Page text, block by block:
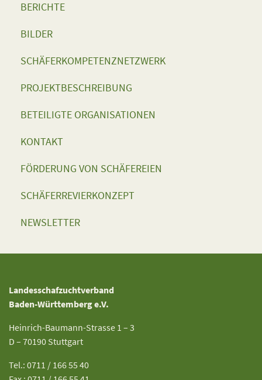
BERICHTE
BILDER
SCHÄFERKOMPETENZNETZWERK
PROJEKTBESCHREIBUNG
BETEILIGTE ORGANISATIONEN
KONTAKT
FÖRDERUNG VON SCHÄFEREIEN
SCHÄFERREVIERKONZEPT
NEWSLETTER
Landesschafzuchtverband
Baden-Württemberg e.V.
Heinrich-Baumann-Strasse 1 – 3
D – 70190 Stuttgart
Tel.: 0711 / 166 55 40